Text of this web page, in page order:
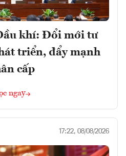
khí: Đổi mới tư
triển, đẩy mạnh
cấp
ngay
17:22, 08/08/2026